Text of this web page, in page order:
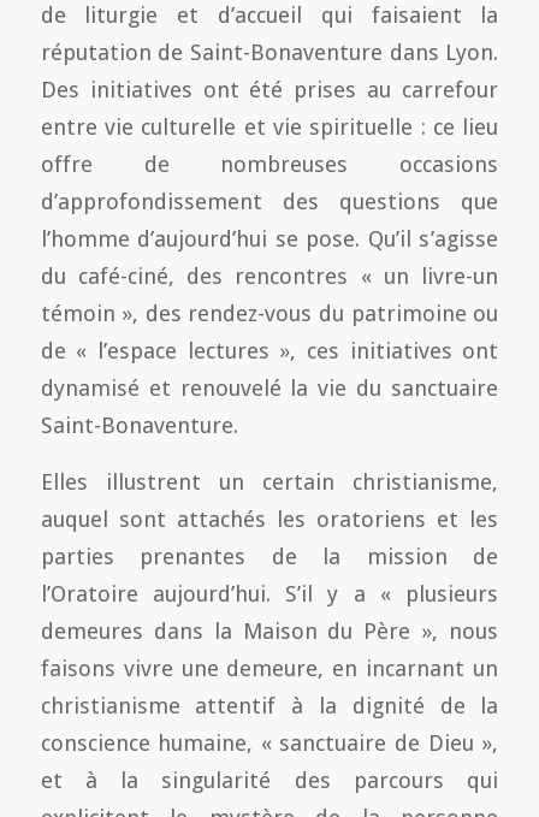
de liturgie et d’accueil qui faisaient la
réputation de Saint-Bonaventure dans Lyon.
Des initiatives ont été prises au carrefour
entre vie culturelle et vie spirituelle : ce lieu
offre de nombreuses occasions
d’approfondissement des questions que
l’homme d’aujourd’hui se pose. Qu’il s’agisse
du café-ciné, des rencontres « un livre-un
témoin », des rendez-vous du patrimoine ou
de « l’espace lectures », ces initiatives ont
dynamisé et renouvelé la vie du sanctuaire
Saint-Bonaventure.
Elles illustrent un certain christianisme,
auquel sont attachés les oratoriens et les
parties prenantes de la mission de
l’Oratoire aujourd’hui. S’il y a « plusieurs
demeures dans la Maison du Père », nous
faisons vivre une demeure, en incarnant un
christianisme attentif à la dignité de la
conscience humaine, « sanctuaire de Dieu »,
et à la singularité des parcours qui